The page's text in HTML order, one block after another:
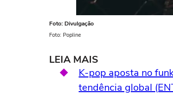
Foto: Divulgação
Foto: Popline
LEIA MAIS
K-pop aposta no
tendência global